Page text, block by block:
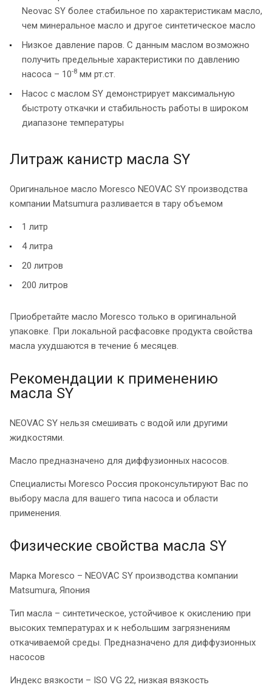
Neovac SY более стабильное по характеристикам масло,
чем минеральное масло и другое синтетическое масло
Низкое давление паров. С данным маслом возможно
получить предельные характеристики по давлению
насоса – 10-8 мм рт.ст.
Насос с маслом SY демонстрирует максимальную
быстроту откачки и стабильность работы в широком
диапазоне температуры
Литраж канистр масла SY
Оригинальное масло Moresco NEOVAC SY производства
компании Matsumura разливается в тару объемом
1 литр
4 литра
20 литров
200 литров
Приобретайте масло Moresco только в оригинальной
упаковке. При локальной расфасовке продукта свойства
масла ухудшаются в течение 6 месяцев.
Рекомендации к применению
масла SY
NEOVAC SY нельзя смешивать с водой или другими
жидкостями.
Масло предназначено для диффузионных насосов.
Специалисты Moresco Россия проконсультируют Вас по
выбору масла для вашего типа насоса и области
применения.
Физические свойства масла SY
Марка Moresco – NEOVAC SY производства компании
Matsumura, Япония
Тип масла – синтетическое, устойчивое к окислению при
высоких температурах и к небольшим загрязнениям
откачиваемой среды. Предназначено для диффузионных
насосов
Индекс вязкости – ISO VG 22, низкая вязкость